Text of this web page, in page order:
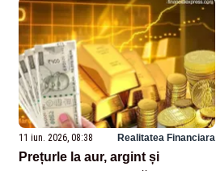
11 iun. 2026, 08:38 Realitatea Financiara
Prețurle la aur, argint și